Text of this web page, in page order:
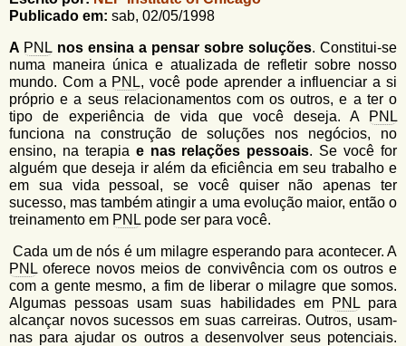
á
r
i
o
d
e
b
u
s
c
a
n
G
o
l
f
i
n
h
o
Publicado em: sab, 02/05/1998
A PNL nos ensina a pensar sobre soluções. Constitui-se
numa maneira única e atualizada de refletir sobre nosso
mundo. Com a PNL, você pode aprender a influenciar a si
próprio e a seus relacionamentos com os outros, e a ter o
tipo de experiência de vida que você deseja. A
PNL
funciona na construção de soluções nos negócios, no
ensino, na terapia e nas relações pessoais. Se você for
alguém que deseja ir além da eficiência em seu trabalho e
em sua vida pessoal, se você quiser não apenas ter
sucesso, mas também atingir a uma evolução maior, então o
treinamento em PNL pode ser para você.
Cada um de nós é um milagre esperando para acontecer. A
PNL oferece novos meios de convivência com os outros e
com a gente mesmo, a fim de liberar o milagre que somos.
Algumas pessoas usam suas habilidades em
PNLpara
alcançar novos sucessos em suas carreiras. Outros, usam-
nas para ajudar os outros a desenvolver seus potenciais.